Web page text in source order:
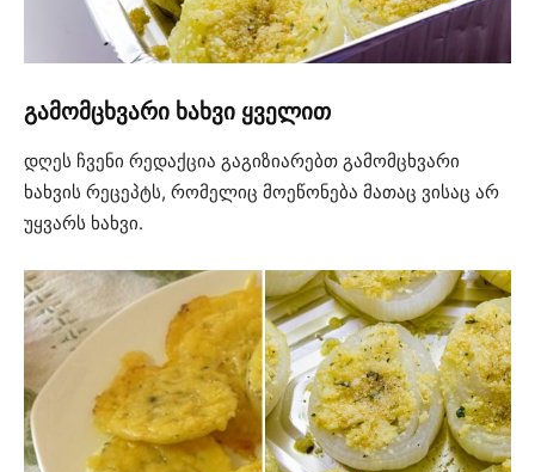
გამომცხვარი ხახვი ყველით
დღეს ჩვენი რედაქცია გაგიზიარებთ გამომცხვარი
ხახვის რეცეპტს, რომელიც მოეწონება მათაც ვისაც არ
უყვარს ხახვი.